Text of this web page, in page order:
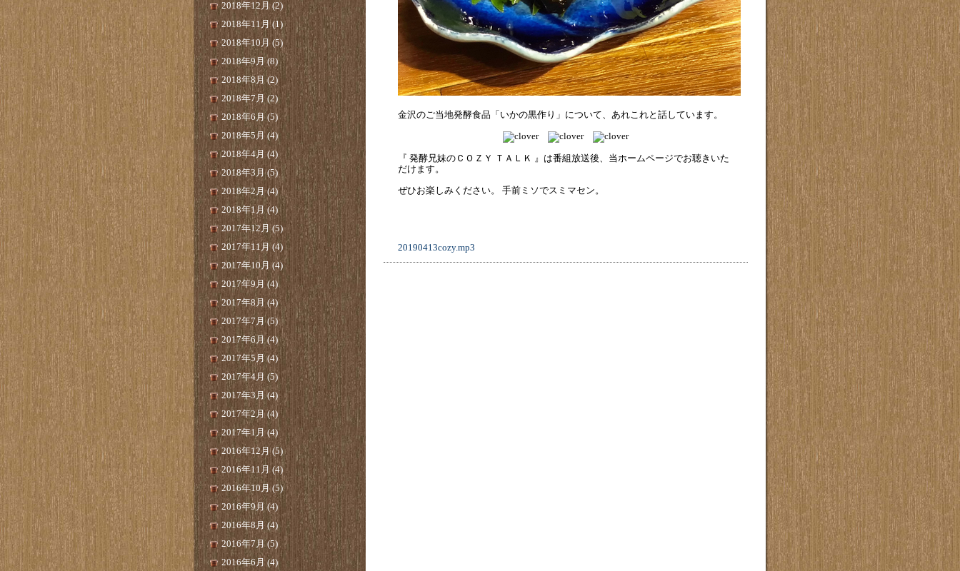
金沢のご当地発酵食品「いかの黒作り」について、あれこれと話しています。
『 発酵兄妹のＣＯＺＹ ＴＡＬＫ 』は番組放送後、当ホームページでお聴きいた
だけます。
ぜひお楽しみください。 手前ミソでスミマセン。
20190413cozy.mp3
2018年12月 (2)
2018年11月 (1)
2018年10月 (5)
2018年9月 (8)
2018年8月 (2)
2018年7月 (2)
2018年6月 (5)
2018年5月 (4)
2018年4月 (4)
2018年3月 (5)
2018年2月 (4)
2018年1月 (4)
2017年12月 (5)
2017年11月 (4)
2017年10月 (4)
2017年9月 (4)
2017年8月 (4)
2017年7月 (5)
2017年6月 (4)
2017年5月 (4)
2017年4月 (5)
2017年3月 (4)
2017年2月 (4)
2017年1月 (4)
2016年12月 (5)
2016年11月 (4)
2016年10月 (5)
2016年9月 (4)
2016年8月 (4)
2016年7月 (5)
2016年6月 (4)